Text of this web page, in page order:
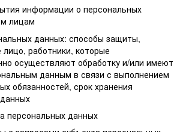
информации о персональных
лицам
данных: способы защиты,
лицо, работники, которые
осуществляют обработку и/или имеют
данным в связи с выполнением
обязанностей, срок хранения
персональных данных